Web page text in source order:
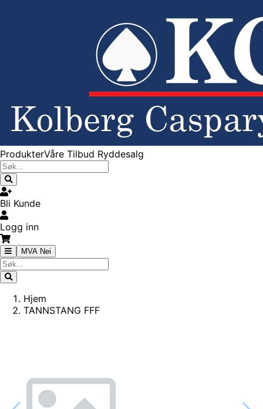
ProdukterVåre Tilbud Ryddesalg
Bli Kunde
Logg inn
MVA Nei
Hjem
TANNSTANG FFF